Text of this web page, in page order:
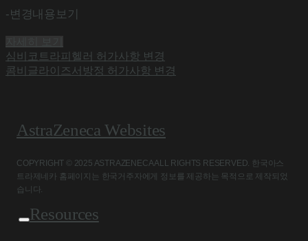
-변경내용보기
심비코트라피헬러 허가사항 변경
콤비글라이즈서방정 허가사항 변경
AstraZeneca Websites
COPYRIGHT © 2025 ASTRAZENECA ALL RIGHTS RESERVED. 한국아스
트라제네카 홈페이지는 한국거주자에게 정보를 제공하는 목적으로 제작되었
습니다.
Resources